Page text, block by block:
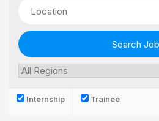
Internship Trainee